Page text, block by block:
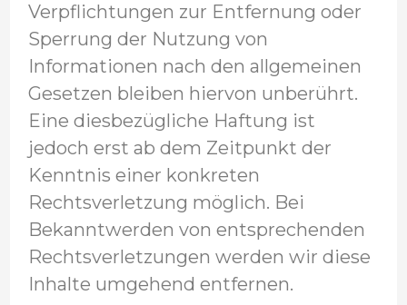
Verpflichtungen zur Entfernung oder
Sperrung der Nutzung von
Informationen nach den allgemeinen
Gesetzen bleiben hiervon unberührt.
Eine diesbezügliche Haftung ist
jedoch erst ab dem Zeitpunkt der
Kenntnis einer konkreten
Rechtsverletzung möglich. Bei
Bekanntwerden von entsprechenden
Rechtsverletzungen werden wir diese
Inhalte umgehend entfernen.